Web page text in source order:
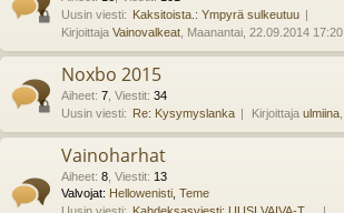
Uusin viesti: Kaksitoista.: Ympyrä sulkeutuu
Kirjoittaja Vainovalkeat , Maanantai, 22.09.2014 17:20
Noxbo 2015
Aiheet: 7 Viestit: 34
Uusin viesti: Re: Kysymyslanka Kirjoittaja ulmiina
Vainoharhat
Aiheet: 8 Viestit: 13
Valvojat: Hellowenisti Teme